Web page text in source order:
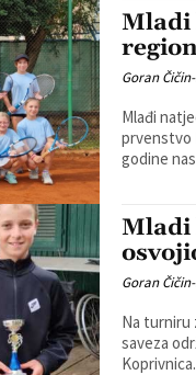
Mladi
Goran
Mlađi
prvenstvo
godine
Mladi
Goran
Na turniru
saveza